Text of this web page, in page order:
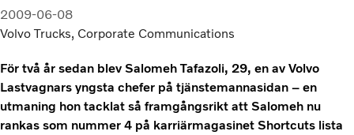
2009-06-08
Volvo Trucks, Corporate Communications
För två år sedan blev Salomeh Tafazoli, 29, en av Volvo
Lastvagnars yngsta chefer på tjänstemannasidan – en
utmaning hon tacklat så framgångsrikt att Salomeh nu
rankas som nummer 4 på karriärmagasinet Shortcuts lista